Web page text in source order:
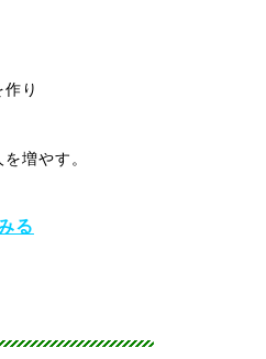
り
増やす。
る